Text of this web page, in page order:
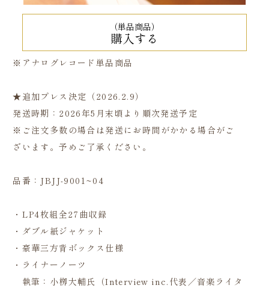
（単品商品）
購入する
※アナログレコード単品商品
★追加プレス決定（2026.2.9）
発送時期：2026年5月末頃より順次発送予定
※ご注文多数の場合は発送にお時間がかかる場合がご
ざいます。予めご了承ください。
品番：JBJJ-9001~04
・LP4枚組全27曲収録
・ダブル紙ジャケット
・豪華三方背ボックス仕様
・ライナーノーツ
執筆：小栁大輔氏（Interview inc.代表／音楽ライタ